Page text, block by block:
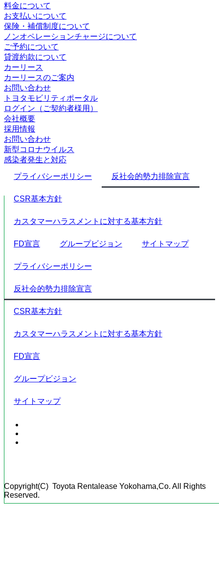
料金について
お支払いについて
保険・補償制度について
ノンオペレーションチャージについて
ご予約について
貸渡約款について
カーリース
カーリースのご案内
お問い合わせ
トヨタモビリティポータル
ログイン（ご契約者様用）
会社概要
採用情報
お問い合わせ
新型コロナウイルス
感染者発生と対応
プライバシーポリシー
反社会的勢力排除宣言
CSR基本方針
カスタマーハラスメントに対する基本方針
FD宣言 グループビジョン サイトマップ
プライバシーポリシー
反社会的勢力排除宣言
CSR基本方針
カスタマーハラスメントに対する基本方針
FD宣言
グループビジョン
サイトマップ
Copyright(C) Toyota Rentalease Yokohama,Co. All Rights
Reserved.